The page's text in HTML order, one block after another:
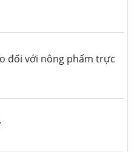
đối với nông phẩm trực